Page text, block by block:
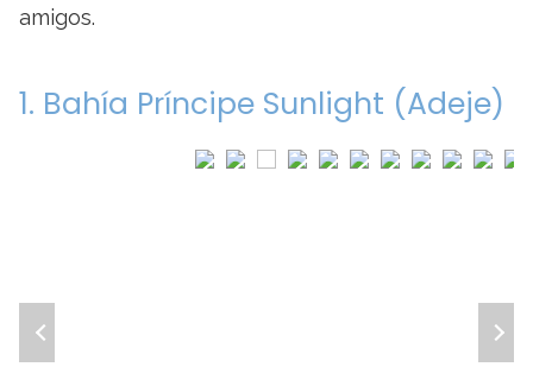
amigos.
1. Bahía Príncipe Sunlight (Adeje)